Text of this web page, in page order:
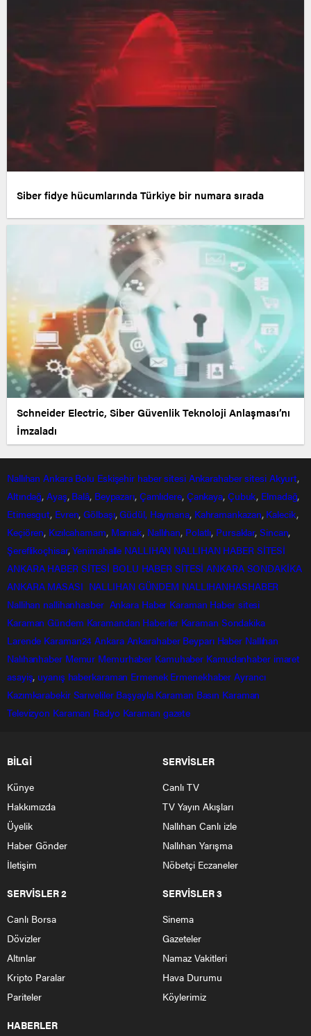
Siber fidye hücumlarında Türkiye bir numara sırada
Schneider Electric, Siber Güvenlik Teknoloji Anlaşması’nı
İmzaladı
Nallıhan Ankara Bolu Eskişehir haber sitesi Ankarahabersitesi Akyurt,
Altındağ,Ayaş, Balâ, Beypazarı, Çamlıdere, Çankaya, Çubuk, Elmadağ,
Etimesgut, Evren,Gölbaşı,Güdül, Haymana, Kahramankazan, Kalecik,
Keçiören, Kızılcahamam, Mamak, Nallıhan, Polatlı, Pursaklar,Sincan,
Şereflikoçhisar,Yenimahalle NALLIHAN NALLIHAN HABER SİTESİ
ANKARA HABER SİTESİ BOLU HABER SİTESİ ANKARA SONDAKİKA
ANKARA MASASI NALLIHAN GÜNDEM NALLIHANHASHABER
Nallihan nallihanhasber Ankara Haber Karaman Haber sitesi
Karaman Gündem Karamandan Haberler Karaman Sondakika
Larende Karaman24 Ankara Ankarahaber Beyparı Haber Nallıhan
Nalıhanhaber Memur Memurhaber Kamuhaber Kamudanhaber imaret
asayiş, uyanış haberkaraman Ermenek Ermenekhaber Ayrancı
Kazımkarabekir Sarıveliler Başyayla Karaman Basın Karaman
Televizyon Karaman Radyo Karaman gazete
BİLGİ
Künye
Hakkımızda
Üyelik
Haber Gönder
İletişim
SERVİSLER
Canlı TV
TV Yayın Akışları
Nallıhan Canlı izle
Nallıhan Yarışma
Nöbetçi Eczaneler
SERVİSLER 2
Canlı Borsa
Dövizler
Altınlar
Kripto Paralar
Pariteler
SERVİSLER 3
Sinema
Gazeteler
Namaz Vakitleri
Hava Durumu
Köylerimiz
HABERLER